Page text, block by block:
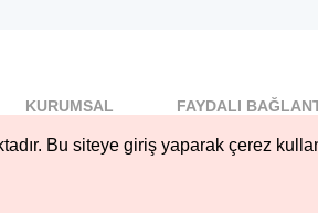
Bu siteye giriş yaparak çerez
KURUMSAL
Hakkımızda
FAYDALI